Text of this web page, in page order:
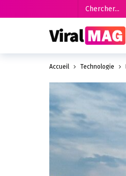
Accueil Technologie